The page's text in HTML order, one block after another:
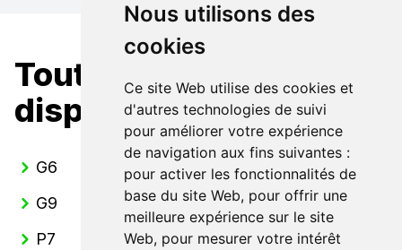
Nous utilisons des
cookies
Ce site Web utilise des cookies et
d'autres technologies de suivi
pour améliorer votre expérience
de navigation aux fins suivantes :
pour activer les fonctionnalités de
base du site Web, pour offrir une
meilleure expérience sur le site
Web, pour mesurer votre intérêt
Toutes nos XPENG
disponibles
G6
G9
P7